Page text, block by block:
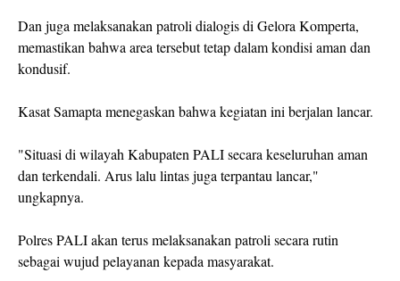
Dan juga melaksanakan patroli dialogis di Gelora Komperta,
memastikan bahwa area tersebut tetap dalam kondisi aman dan
kondusif.
Kasat Samapta menegaskan bahwa kegiatan ini berjalan lancar.
"Situasi di wilayah Kabupaten PALI secara keseluruhan aman
dan terkendali. Arus lalu lintas juga terpantau lancar,"
ungkapnya.
Polres PALI akan terus melaksanakan patroli secara rutin
sebagai wujud pelayanan kepada masyarakat.